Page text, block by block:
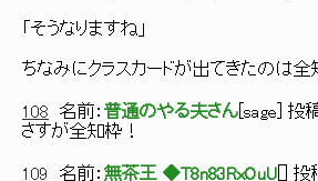
「そうなりますね」
ちなみにクラスカードが出てきたのは全
108 名前： 普通のやる夫さん sage ] 投
さすが全知枠！
109 名前： 無茶王 ◆T8n83RxOuU ] 投